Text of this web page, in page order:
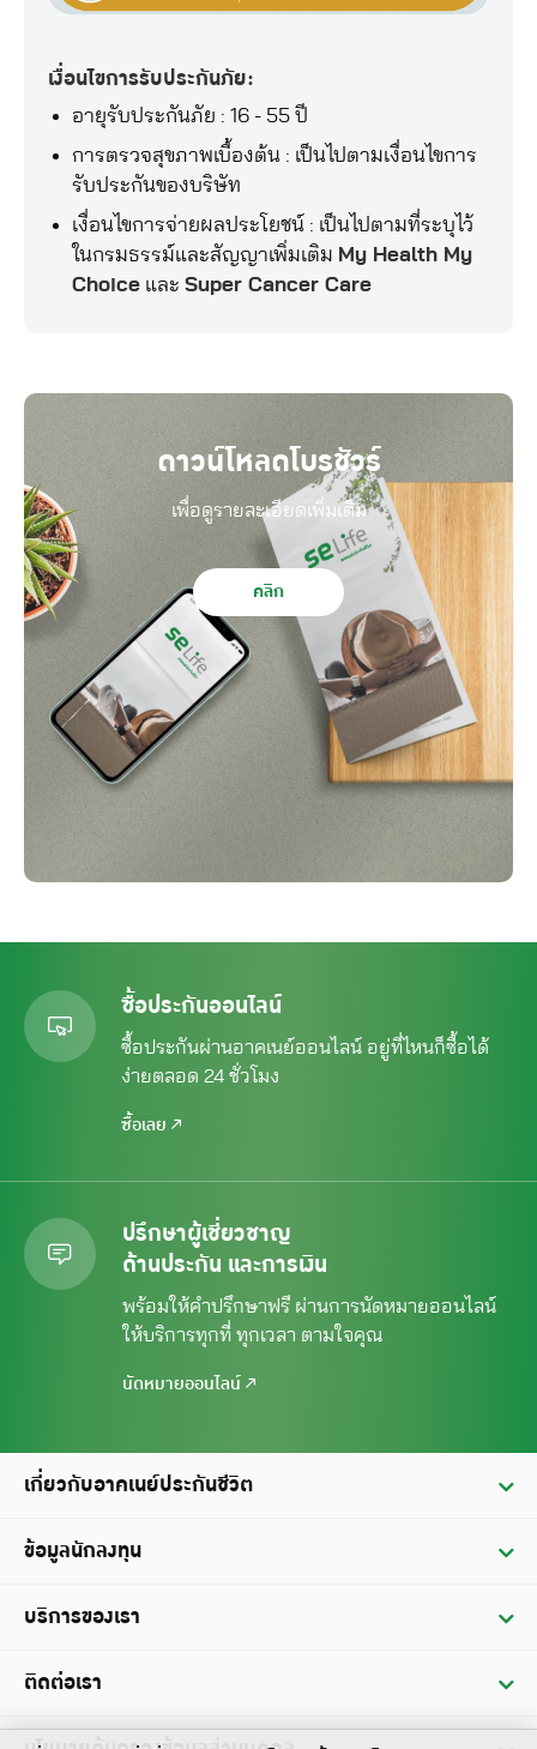
เงื่อนไขการรับประกันภัย:
อายุรับประกันภัย : 16 - 55 ปี
การตรวจสุขภาพเบื้องต้น : เป็นไปตามเงื่อนไขการ
รับประกันของบริษัท
เงื่อนไขการจ่ายผลประโยชน์ : เป็นไปตามที่ระบุไว้
ในกรมธรรม์และสัญญาเพิ่มเติม My Health My
Choice และ Super Cancer Care
ดาวน์โหลดโบรชัวร์
เพื่อดูรายละเอียดเพิ่มเติม
คลิก
ซื้อประกันออนไลน์
ซื้อประกันผ่านอาคเนย์ออนไลน์ อยู่ที่ไหนก็ซื้อได้
ง่ายตลอด 24 ชั่วโมง
ซื้อเลย
ปรึกษาผู้เชี่ยวชาญ
ด้านประกัน และการเงิน
พร้อมให้คำปรึกษาฟรี ผ่านการนัดหมายออนไลน์
ให้บริการทุกที่ ทุกเวลา ตามใจคุณ
นัดหมายออนไลน์
เกี่ยวกับอาคเนย์ประกันชีวิต
คณะกรรมการบริษัท
ข้อมูลนักลงทุน
ข้อมูลฐานะทางการเงินและผลดำเนินการ
การประชุมสามัญผู้ถือหุ้น
บริการของเรา
ติดต่อเรา
สำนักงานใหญ่